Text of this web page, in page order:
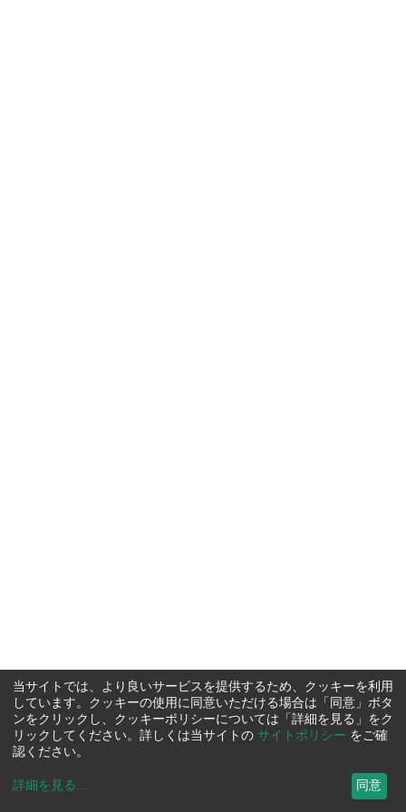
当サイトでは、より良いサービスを提供するため、クッキーを利用
しています。クッキーの使用に同意いただける場合は「同意」ボタ
ンをクリックし、クッキーポリシーについては「詳細を見る」をク
リックしてください。詳しくは当サイトの サイトポリシー をご確
認ください。
詳細を見る ... 同意